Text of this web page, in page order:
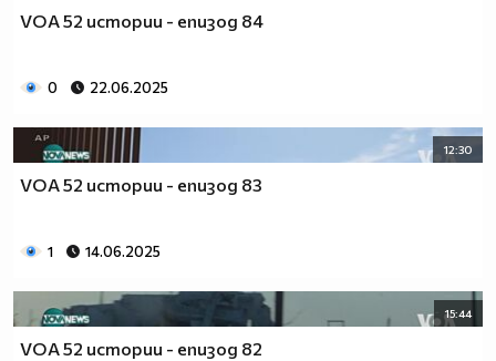
VOA 52 истории - епизод 84
0 22.06.2025
12:30
VOA 52 истории - епизод 83
1 14.06.2025
15:44
VOA 52 истории - епизод 82